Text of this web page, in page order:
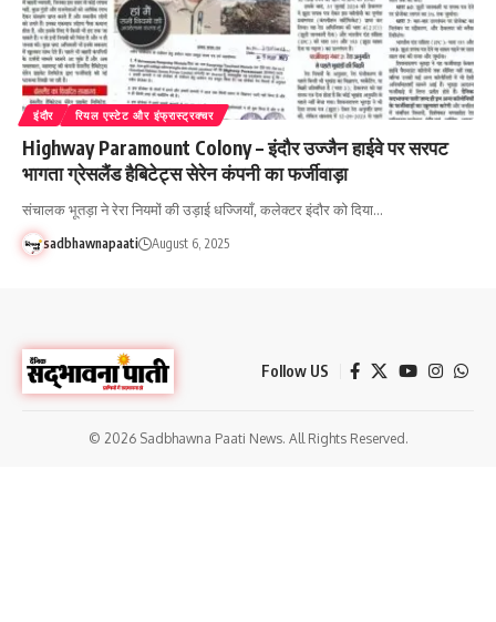
इंदौर रियल एस्टेट और इंफ्रास्ट्रक्चर
Highway Paramount Colony – इंदौर उज्जैन हाईवे पर सरपट
भागता ग्रेसलैंड हैबिटेट्स सेरेन कंपनी का फर्जीवाड़ा
संचालक भूतड़ा ने रेरा नियमों की उड़ाई धज्जियाँ, कलेक्टर इंदौर को दिया…
sadbhawnapaati August 6, 2025
Follow US
© 2026 Sadbhawna Paati News. All Rights Reserved.